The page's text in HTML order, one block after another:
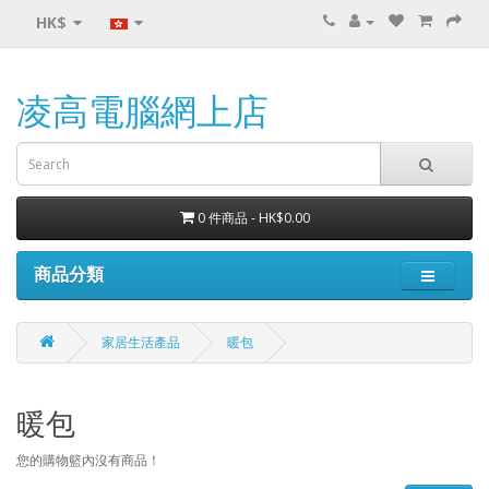
HK$
凌高電腦網上店
0 件商品 - HK$0.00
商品分類
家居生活產品 暖包
暖包
您的購物籃內沒有商品！